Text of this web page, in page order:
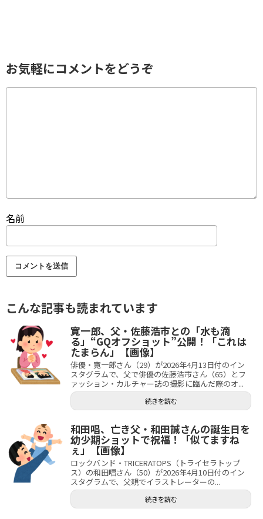
お気軽にコメントをどうぞ
名前
こんな記事も読まれています
寛一郎、父・佐藤浩市との「水も滴
る」“GQオフショット”公開！「これは
たまらん」【画像】
俳優・寛一郎さん（29）が2026年4月13日付のイン
スタグラムで、父で俳優の佐藤浩市さん（65）とフ
ァッション・カルチャー誌の撮影に臨んだ際のオ...
続きを読む
和田唱、亡き父・和田誠さんの誕生日を
幼少期ショットで祝福！「似てますね
ぇ」【画像】
ロックバンド・TRICERATOPS（トライセラトップ
ス）の和田唱さん（50）が2026年4月10日付のイン
スタグラムで、父親でイラストレーターの...
続きを読む